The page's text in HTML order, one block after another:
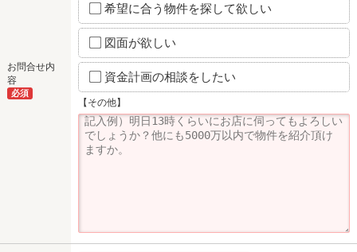
お問合せ内
容
必須
希望に合う物件を探して欲しい
図面が欲しい
資金計画の相談をしたい
【その他】